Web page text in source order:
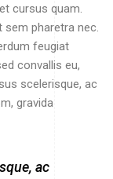
cursus quam.
sem pharetra nec.
feugiat
convallis eu,
scelerisque, ac
gravida
ac